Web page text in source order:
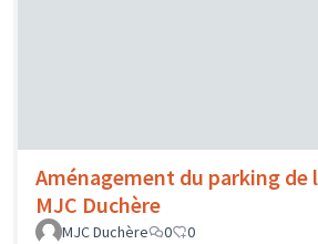
Aménagement du parking de
MJC Duchère
MJC Duchère
0 0